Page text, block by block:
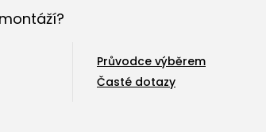
Průvodce výběrem
Časté dotazy